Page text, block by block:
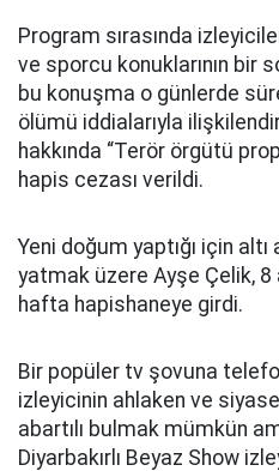
Program sırasında
ve sporcu konuklarının bir
bu konuşma o günlerde
ölümü iddialarıyla
hakkında “Terör örgütü
hapis cezası verildi.
Yeni doğum yaptığı için altı
yatmak üzere Ayşe Çelik, 8
hafta hapishaneye girdi.
Bir popüler tv şovuna
izleyicinin ahlaken ve
abartılı bulmak mümkün
Diyarbakırlı Beyaz Show